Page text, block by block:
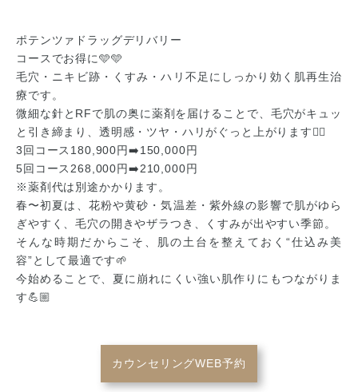
ポテンツァドラッグデリバリー
コースでお得に🩵🩵
毛穴・ニキビ跡・くすみ・ハリ不足にしっかり効く肌再生治
療です。
微細な針とRFで肌の奥に薬剤を届けることで、毛穴がキュッ
と引き締まり、透明感・ツヤ・ハリがぐっと上がります💆‍♀️
3回コース180,900円➡️150,000円
5回コース268,000円➡️210,000円
※薬剤代は別途かかります。
春〜初夏は、花粉や黄砂・気温差・紫外線の影響で肌がゆら
ぎやすく、毛穴の開きやザラつき、くすみが出やすい季節。
そんな時期だからこそ、肌の土台を整えておく“仕込み美
容”として最適です🌱
今始めることで、夏に崩れにくい強い肌作りにもつながりま
す💪🏼
カウンセリングWEB予約